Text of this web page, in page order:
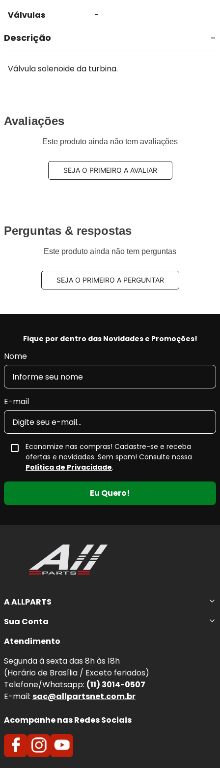
Válvulas
-
Descrição
Válvula solenoide da turbina.
Avaliações
Este produto ainda não tem avaliações
SEJA O PRIMEIRO A AVALIAR
Perguntas & respostas
Este produto ainda não tem perguntas
SEJA O PRIMEIRO A PERGUNTAR
Fique por dentro das Novidades e Promoções!
Nome
E-mail
Economize nas compras! Cadastre-se e receba
ofertas e novidades. Sem spam! Consulte nossa
Política de Privacidade.
Eu Quero!
A ALLPARTS
Sua Conta
Atendimento
Segunda à sexta das 8h às 18h
(Horário de Brasília / Exceto feriados)
Telefone/Whatsapp: (11) 3014-0507
E-mail: sac@allpartsnet.com.br
Acompanhe nas Redes Sociais